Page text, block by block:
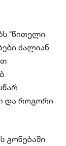
"წითელი
ძალიან
და როგორი